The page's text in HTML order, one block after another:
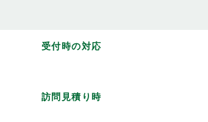
受付時の対応
訪問見積り時